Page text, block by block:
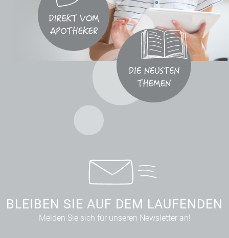
BLEIBEN SIE AUF DEM LAUFENDEN
Melden Sie sich für unseren Newsletter an!